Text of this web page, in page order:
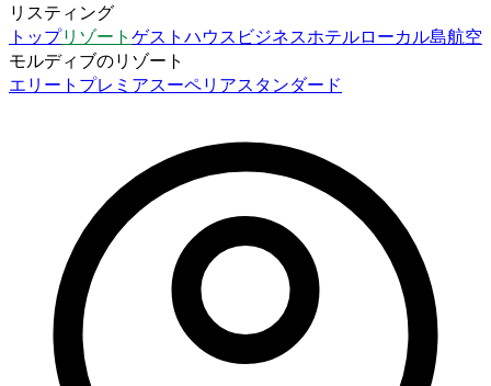
リスティング
トップリゾート ゲストハウス ビジネスホテルローカル島航空
モルディブのリゾート
エリート プレミアスーペリアスタンダード